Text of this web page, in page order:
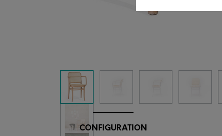
CONFIGURATION